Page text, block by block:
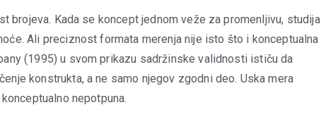
brojeva. Kada se koncept jednom veže za promenljivu, studija
Ali preciznost formata merenja nije isto što i konceptualna
(1995) u svom prikazu sadržinske validnosti ističu da
konstrukta, a ne samo njegov zgodni deo. Uska mera
nepotpuna.